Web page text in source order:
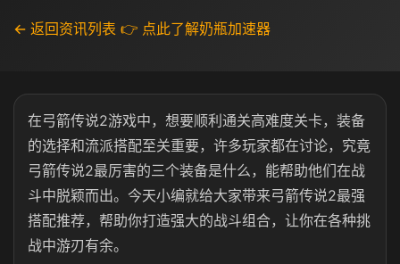
← 返回资讯列表 👉 点此了解奶瓶加速器
在弓箭传说2游戏中，想要顺利通关高难度关卡，装备
的选择和流派搭配至关重要，许多玩家都在讨论，究竟
弓箭传说2最厉害的三个装备是什么，能帮助他们在战
斗中脱颖而出。今天小编就给大家带来弓箭传说2最强
搭配推荐，帮助你打造强大的战斗组合，让你在各种挑
战中游刃有余。